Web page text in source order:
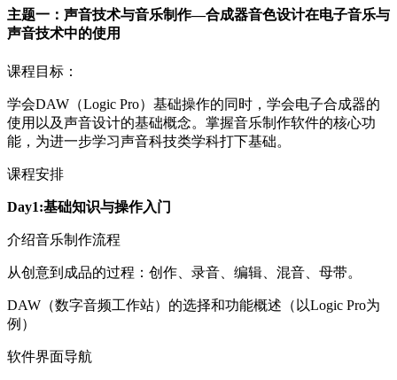
主题一：声音技术与音乐制作—合成器音色设计在电子音乐与
声音技术中的使用
课程目标：
学会DAW（Logic Pro）基础操作的同时，学会电子合成器的
使用以及声音设计的基础概念。掌握音乐制作软件的核心功
能，为进一步学习声音科技类学科打下基础。
课程安排
Day1:基础知识与操作入门
介绍音乐制作流程
从创意到成品的过程：创作、录音、编辑、混音、母带。
DAW（数字音频工作站）的选择和功能概述（以Logic Pro为
例）
软件界面导航